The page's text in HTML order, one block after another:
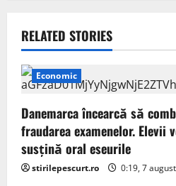
v
i
g
a
t
RELATED STORIES
Economic
Danemarca încearcă să
fraudarea examenelor.
susţină oral eseurile
stirilepescurt.ro 0:19, 7